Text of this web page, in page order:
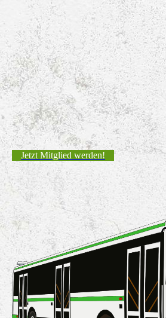
Jetzt Mitglied werden!